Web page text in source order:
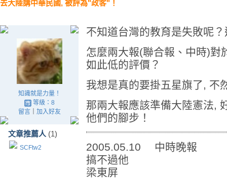
去大陸講中華民國, 被評為"政客"！
知識就是力量！
等級：8
留言｜ 加入好友
文章推薦人 (1)
SCFtw2
不知道台灣的教育是失敗呢
怎麼兩大報(聯合報、中時)對
如此低的評價？
我想是真的要掛五星旗了, 不
那兩大報應該準備大陸憲法,
他們的腳步！
2005.05.10 中時晚報
搞不過他
梁東屏